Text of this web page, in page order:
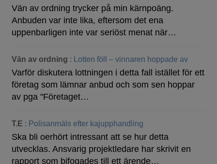
Vän av ordning trycker på min kärnpoäng.
Anbuden var inte lika, eftersom det ena
uppenbarligen inte var seriöst menat när…
Vän av ordning : Lotten föll – vinnaren hoppade av
Varför diskutera lottningen i detta fall istället för ett
företag som lämnar anbud och som sen hoppar
av pga "Företaget…
T.E : Polisanmäls efter kajupphandling
Ska bli oerhört intressant att se hur detta
utvecklas. Ansvarig projektledare har skrivit en
rapport som bifogades till ett ärende…